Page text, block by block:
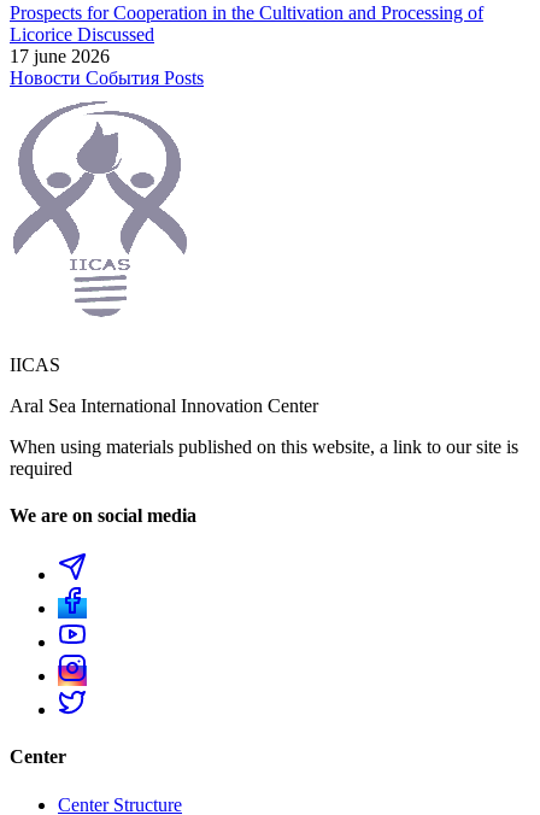
Prospects for Cooperation in the Cultivation and Processing of
Licorice Discussed
17 june 2026
Новости События Posts
IICAS
Aral Sea International Innovation Center
When using materials published on this website, a link to our site is
required
We are on social media
Center
Center Structure